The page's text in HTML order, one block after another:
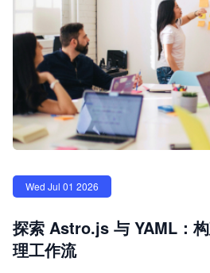
Wed Jul 01 2026
探索 Astro.js 与 YAML：
理工作流